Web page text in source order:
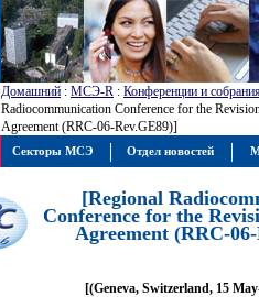
Домашний : МСЭ-R : Конференции и
Radiocommunication Conference for the
Agreement (RRC-06-Rev.GE89)]
[Regional
Conference for the
Agreement (RRC-
[(Geneva, Switzerland, 15
Секторы МСЭ Отдел новостей